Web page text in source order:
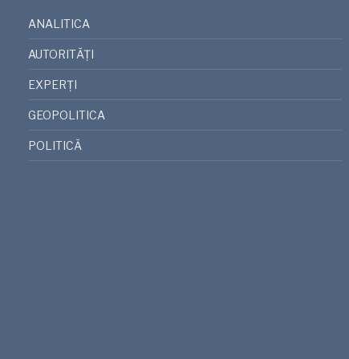
ANALITICA
AUTORITĂȚI
EXPERȚI
GEOPOLITICA
POLITICĂ